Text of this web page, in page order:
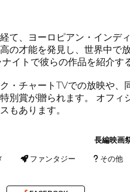
て、ヨーロピアン・インデ
の才能を発見し、世界中で
イトで彼らの作品を紹介す
・チャートTVでの放映や
別賞が贈られます。 オフ
もあります。
長編映画
ファンタジー その他